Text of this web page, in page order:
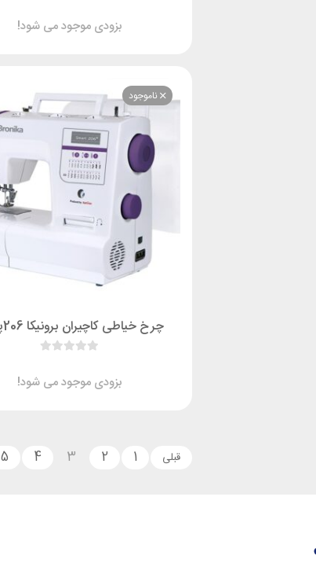
بزودی موجود می شود!
ناموجود
چرخ خیاطی کاچیران برونیکا 206پلاس
بزودی موجود می شود!
1
2
3
4
5